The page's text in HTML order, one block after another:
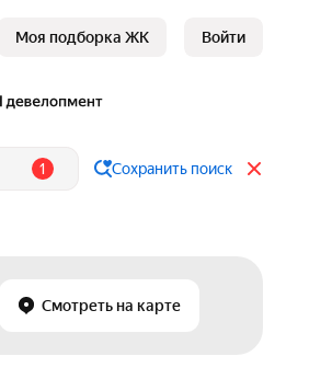
Моя подборка ЖК Войти
1 Сохранить поиск
Смотреть на карте